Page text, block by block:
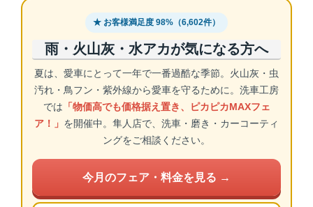
★ お客様満足度 98%（6,602件）
雨・火山灰・水アカが気になる方へ
夏は、愛車にとって一年で一番過酷な季節。火山灰・虫
汚れ・鳥フン・紫外線から愛車を守るために。洗車工房
では 「物価高でも価格据え置き、ピカピカMAXフェ
ア！」 を開催中。隼人店で、洗車・磨き・カーコーティ
ングをご相談ください。
今月のフェア・料金を見る →